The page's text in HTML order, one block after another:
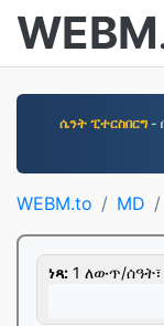
WEBM
ሴንት ፒተርስበርግ -
WEBM.to MD
ነጻ: 1 ለውጥ/ሰዓት፣